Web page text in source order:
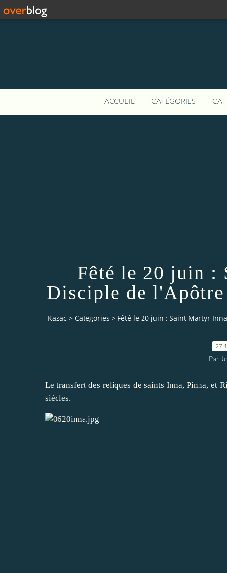
ACCUEIL CATÉGORIES
Fêté le 20 juin :
Disciple de
Kazac > Categories > Fêté le 20 juin : Saint Martyr
Par
Le transfert des reliques de saints Inna, Pinna, et
siècles.